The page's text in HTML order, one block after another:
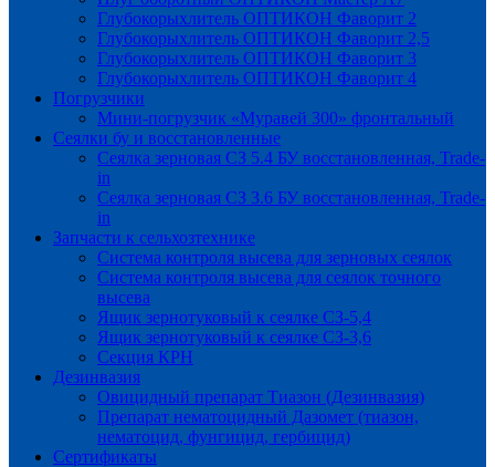
Глубокорыхлитель ОПТИКОН Фаворит 2
Глубокорыхлитель ОПТИКОН Фаворит 2,5
Глубокорыхлитель ОПТИКОН Фаворит 3
Глубокорыхлитель ОПТИКОН Фаворит 4
Погрузчики
Мини-погрузчик «Муравей 300» фронтальный
Сеялки бу и восстановленные
Сеялка зерновая СЗ 5.4 БУ восстановленная, Trade-
in
Сеялка зерновая СЗ 3.6 БУ восстановленная, Trade-
in
Запчасти к сельхозтехнике
Система контроля высева для зерновых сеялок
Система контроля высева для сеялок точного
высева
Ящик зернотуковый к сеялке СЗ-5,4
Ящик зернотуковый к сеялке СЗ-3,6
Секция КРН
Дезинвазия
Овицидный препарат Тиазон (Дезинвазия)
Препарат нематоцидный Дазомет (тиазон,
нематоцид, фунгицид, гербицид)
Сертификаты